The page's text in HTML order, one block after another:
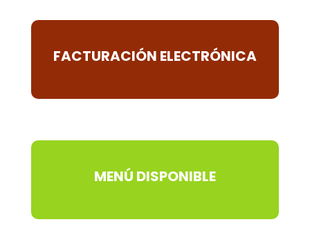
FACTURACIÓN ELECTRÓNICA
MENÚ DISPONIBLE